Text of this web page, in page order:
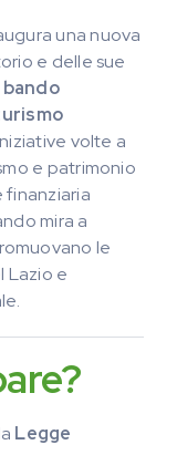
una nuova
e delle sue
volte a
e patrimonio
finanziaria
mira a
le
Lazio e
Legge